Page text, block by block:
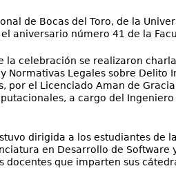
de Bocas del Toro, de la
aniversario número 41 de la
la celebración se realizaron
Normativas Legales sobre Delito
por el Licenciado Aman de
a cargo del
dirigida a los estudiantes de
en Desarrollo de
docentes que imparten sus